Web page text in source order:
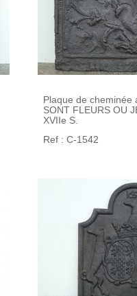
Plaque de cheminée
SONT FLEURS OU
XVIIe S.
Ref : C-1542